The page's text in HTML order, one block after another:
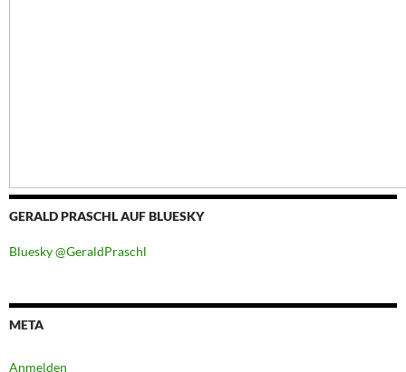
GERALD PRASCHL AUF BLUESKY
Bluesky @GeraldPraschl
META
Anmelden